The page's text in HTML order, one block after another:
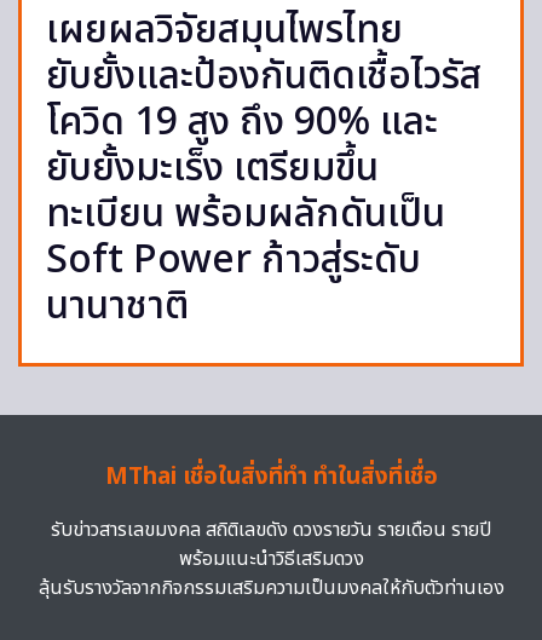
เผยผลวิจัยสมุนไพรไทย
ยับยั้งและป้องกันติดเชื้อไวรัส
โควิด 19 สูง ถึง 90% และ
ยับยั้งมะเร็ง เตรียมขึ้น
ทะเบียน พร้อมผลักดันเป็น
Soft Power ก้าวสู่ระดับ
นานาชาติ
MThai เชื่อในสิ่งที่ทำ ทำในสิ่งที่เชื่อ
รับข่าวสารเลขมงคล สถิติเลขดัง ดวงรายวัน รายเดือน รายปี
พร้อมแนะนำวิธีเสริมดวง
ลุ้นรับรางวัลจากกิจกรรมเสริมความเป็นมงคลให้กับตัวท่านเอง